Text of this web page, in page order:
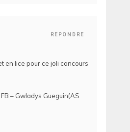
REPONDRE
en lice pour ce joli concours
FB – Gwladys Gueguin(AS